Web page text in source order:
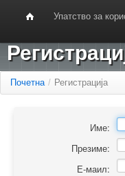
Упатство за
Почетна / Регистрација
Име:
Презиме:
Е-маил: